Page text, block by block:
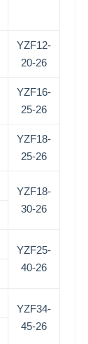
YZF12-
20-26
YZF16-
25-26
YZF18-
25-26
YZF18-
30-26
YZF25-
40-26
YZF34-
45-26